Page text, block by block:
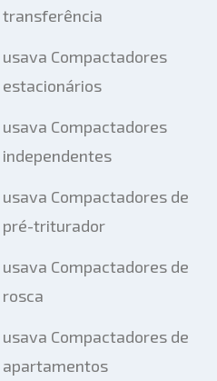
transferência
usava Compactadores
estacionários
usava Compactadores
independentes
usava Compactadores de
pré-triturador
usava Compactadores de
rosca
usava Compactadores de
apartamentos